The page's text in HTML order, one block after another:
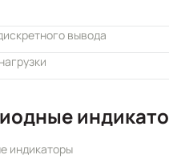
вывода
индикаторы